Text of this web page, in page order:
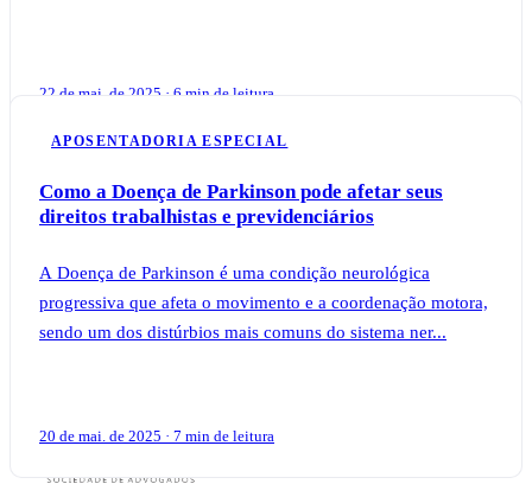
22 de mai. de 2025 · 6 min de leitura
APOSENTADORIA ESPECIAL
Como a Doença de Parkinson pode afetar seus
direitos trabalhistas e previdenciários
A Doença de Parkinson é uma condição neurológica
progressiva que afeta o movimento e a coordenação motora,
sendo um dos distúrbios mais comuns do sistema ner...
20 de mai. de 2025 · 7 min de leitura